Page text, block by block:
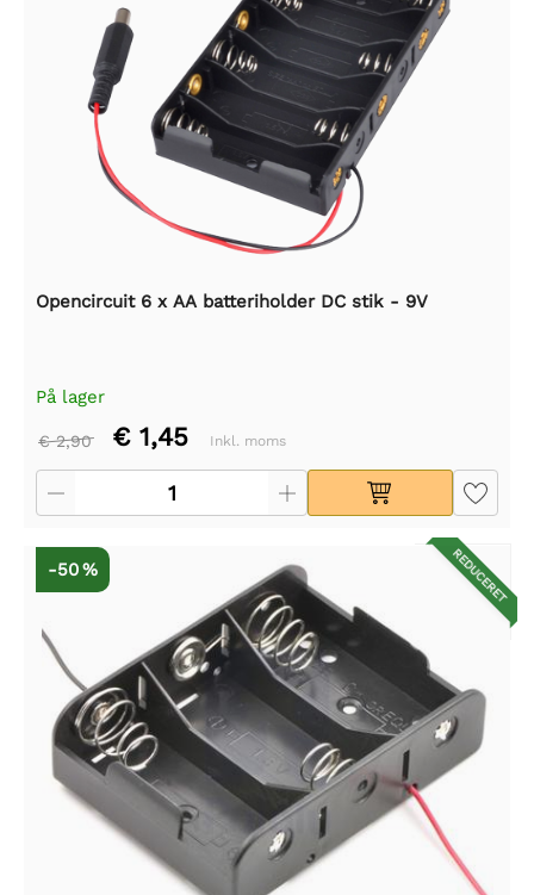
Opencircuit 6 x AA batteriholder DC stik - 9V
På lager
€ 2,90 € 1,45 Inkl. moms
REDUCERET
-50 %